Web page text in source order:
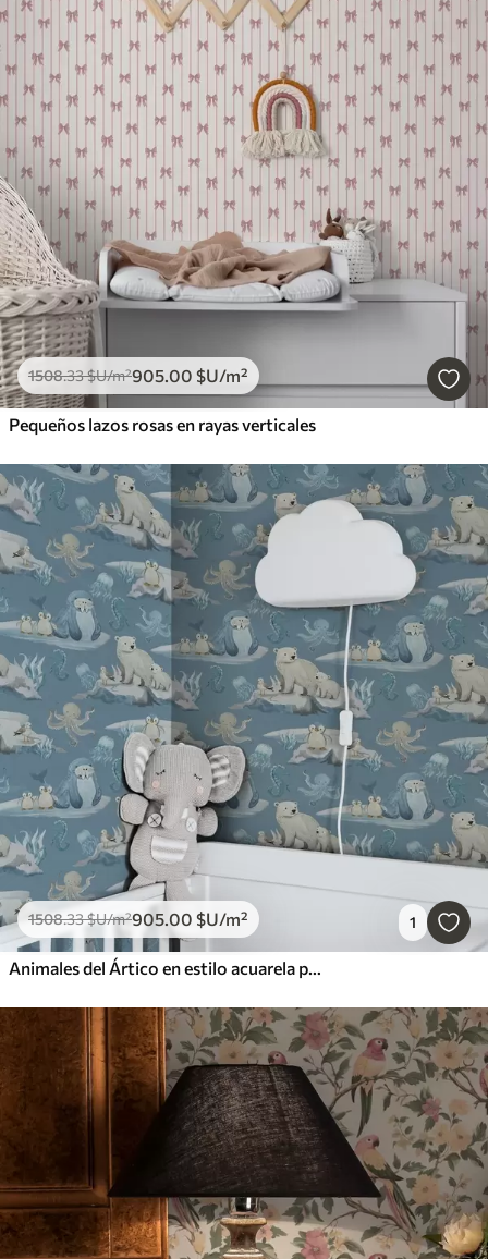
1508.33$U/m²905.00 $U/m²
Pequeños lazos rosas en rayas verticales
1508.33$U/m²905.00 $U/m² 1
Animales del Ártico en estilo acuarela para la habitación de los niños